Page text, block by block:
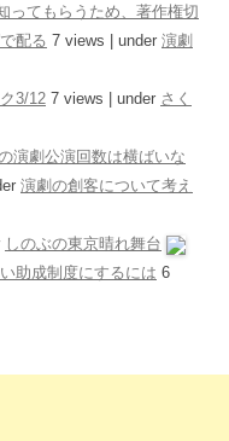
ってもらうため、著作権切
配る 7 views under 演劇
3/12 7 views under さく
演劇公演回数は横ばいな
演劇の創客について考え
しのぶの東京晴れ舞台
助成制度にするには 6